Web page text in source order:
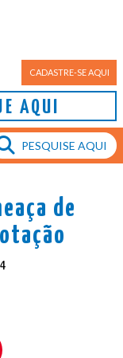
CADASTRE-SE AQUI
AQUI
de